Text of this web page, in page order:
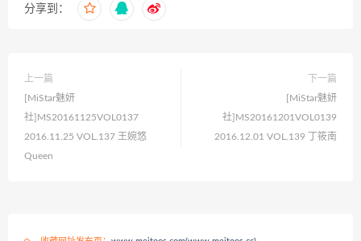
分享到：
上一篇
[MiStar魅妍
社]MS20161125VOL0137
2016.11.25 VOL.137 王婉悠
Queen
下一篇
[MiStar魅妍
社]MS20161201VOL0139
2016.12.01 VOL.139 丁筱南